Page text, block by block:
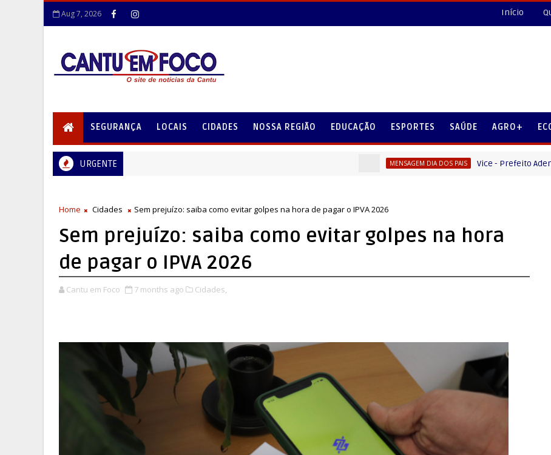
Aug 7, 2026 Início
SEGURANÇA LOCAIS CIDADES NOSSA REGIÃO EDUCAÇÃO ESPORTES SAÚDE AGRO+
URGENTE MENSAGEM DIA DOS PAIS Vice - Prefeito Ademilson
Home Cidades Sem prejuízo: saiba como evitar golpes na hora de pagar o IPVA 2026
Sem prejuízo: saiba como evitar golpes na hora
de pagar o IPVA 2026
Cantu em Foco 7 months ago Cidades,